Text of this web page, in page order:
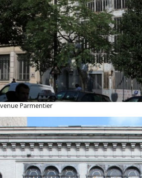
Parmentier